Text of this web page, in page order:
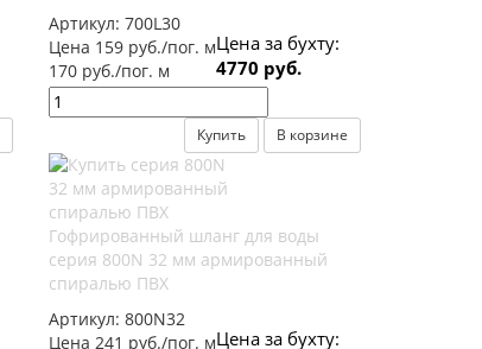
Артикул:700L30
Цена 159 руб./пог. м
170 руб./пог. м
Цена за бухту:
4770 руб.
Купить В корзине
Гофрированный шланг для воды
серия 800N 32 мм армированный
спиралью ПВХ
Артикул:800N32
Цена 241 руб./пог. мЦена за бухту: